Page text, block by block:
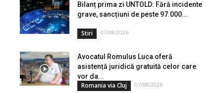
Bilanț prima zi UNTOLD: Fără incidente
grave, sancțiuni de peste 97.000...
Stiri 07/08/2026
Avocatul Romulus Luca oferă
asistență juridică gratuită celor care
vor da...
Romania via Cluj 07/08/2026